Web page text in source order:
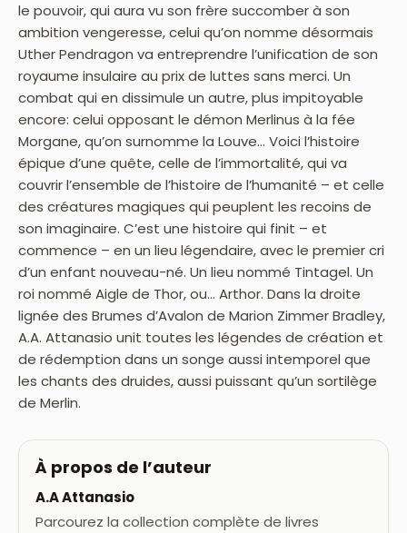
le pouvoir, qui aura vu son frère succomber à son
ambition vengeresse, celui qu’on nomme désormais
Uther Pendragon va entreprendre l’unification de son
royaume insulaire au prix de luttes sans merci. Un
combat qui en dissimule un autre, plus impitoyable
encore: celui opposant le démon Merlinus à la fée
Morgane, qu’on surnomme la Louve… Voici l’histoire
épique d’une quête, celle de l’immortalité, qui va
couvrir l’ensemble de l’histoire de l’humanité – et celle
des créatures magiques qui peuplent les recoins de
son imaginaire. C’est une histoire qui finit – et
commence – en un lieu légendaire, avec le premier cri
d’un enfant nouveau-né. Un lieu nommé Tintagel. Un
roi nommé Aigle de Thor, ou… Arthor. Dans la droite
lignée des Brumes d’Avalon de Marion Zimmer Bradley,
A.A. Attanasio unit toutes les légendes de création et
de rédemption dans un songe aussi intemporel que
les chants des druides, aussi puissant qu’un sortilège
de Merlin.
À propos de l’auteur
A.A Attanasio
Parcourez la collection complète de livres